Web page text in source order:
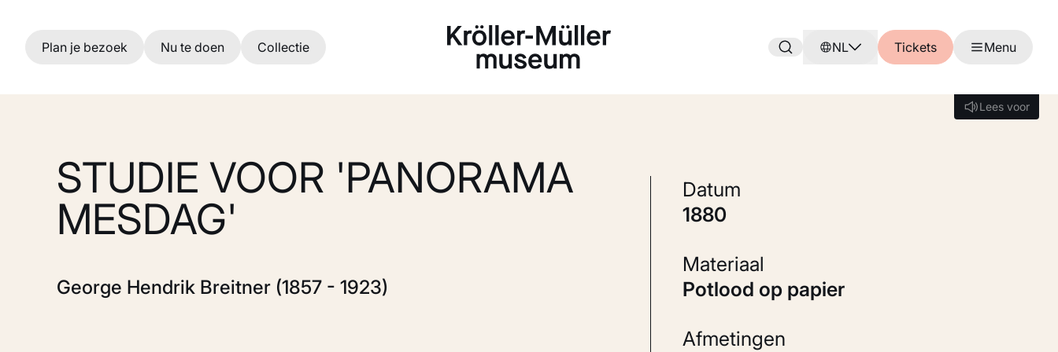
Ga naar hoofdinhoud
Plan je bezoek Nu te doen Collectie NL Tickets Menu
Lees voor
Lees voor
STUDIE VOOR 'PANORAMA
MESDAG'
George Hendrik Breitner (1857 - 1923)
Datum
1880
Materiaal
Potlood op papier
Afmetingen